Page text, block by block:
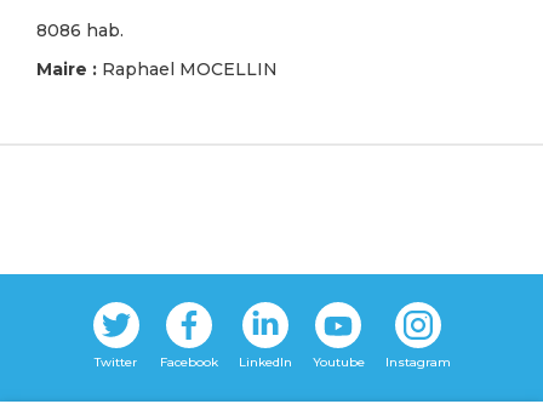
8086 hab.
Maire : Raphael MOCELLIN